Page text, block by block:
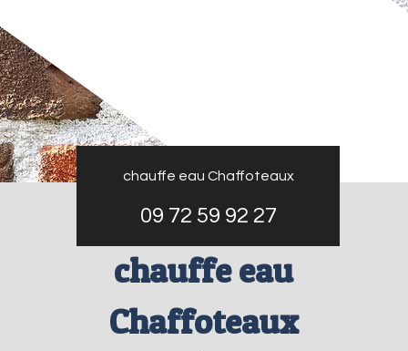
chauffe eau Chaffoteaux
09 72 59 92 27
chauffe eau
Chaffoteaux